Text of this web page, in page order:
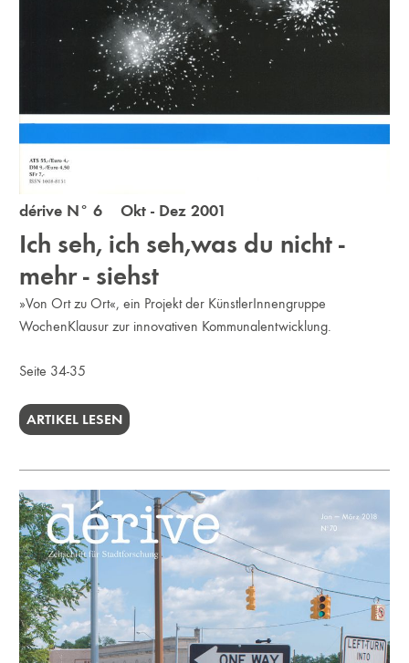
dérive N° 6 Okt - Dez 2001
Ich seh, ich seh,was du nicht -
mehr - siehst
»Von Ort zu Ort«, ein Projekt der KünstlerInnengruppe
WochenKlausur zur innovativen Kommunalentwicklung.
Seite 34-35
ARTIKEL LESEN